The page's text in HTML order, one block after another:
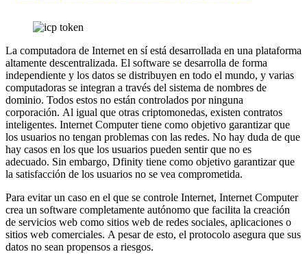
La computadora de Internet en sí está desarrollada en una plataforma
altamente descentralizada. El software se desarrolla de forma
independiente y los datos se distribuyen en todo el mundo, y varias
computadoras se integran a través del sistema de nombres de
dominio. Todos estos no están controlados por ninguna
corporación. Al igual que otras criptomonedas, existen contratos
inteligentes. Internet Computer tiene como objetivo garantizar que
los usuarios no tengan problemas con las redes. No hay duda de que
hay casos en los que los usuarios pueden sentir que no es
adecuado. Sin embargo, Dfinity tiene como objetivo garantizar que
la satisfacción de los usuarios no se vea comprometida.
Para evitar un caso en el que se controle Internet, Internet Computer
crea un software completamente autónomo que facilita la creación
de servicios web como sitios web de redes sociales, aplicaciones o
sitios web comerciales. A pesar de esto, el protocolo asegura que sus
datos no sean propensos a riesgos.